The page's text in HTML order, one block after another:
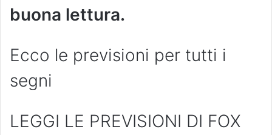
buona lettura.
Ecco le previsioni per tutti i
segni
LEGGI LE PREVISIONI DI FOX